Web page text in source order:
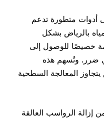
متطورة تدعم
بالرياض بشكل
للوصول إلى
وتُسهم هذه
المعالجة السطحية
الرواسب العالقة